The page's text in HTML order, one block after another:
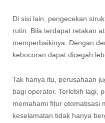
Di sisi lain, pengecekan
rutin. Bila terdapat retakan
memperbaikinya. Dengan
kebocoran dapat dicegah
Tak hanya itu, perusahaan
bagi operator. Terlebih lagi,
memahami fitur otomatisasi
keselamatan tidak hanya